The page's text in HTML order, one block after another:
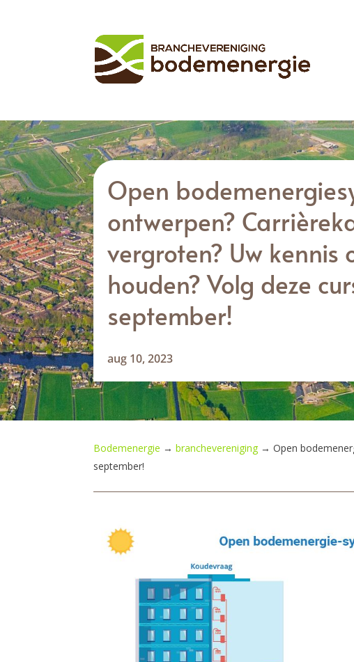
Open
ontwerpen?
vergroten? Uw kennis
houden? Volg deze
september!
aug 10, 2023
Bodemenergie →branchevereniging→Open
september!